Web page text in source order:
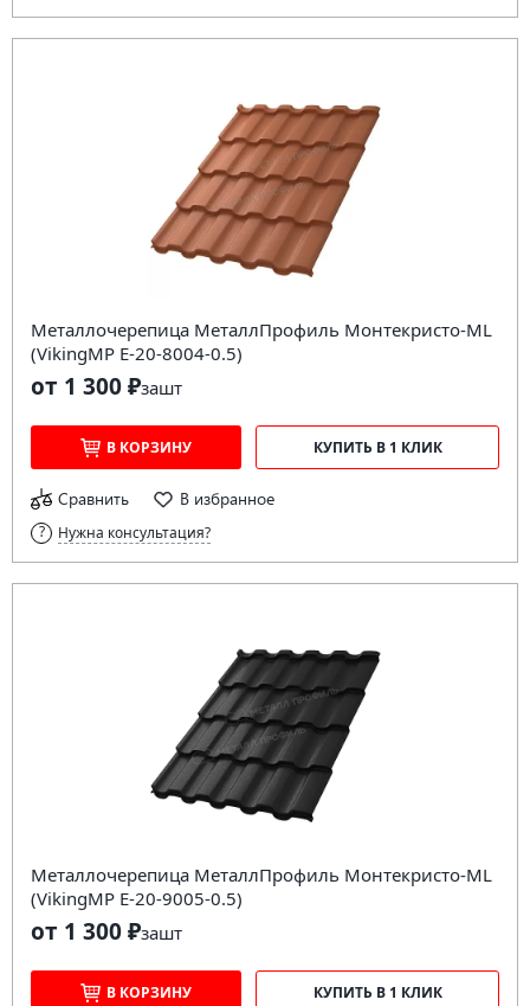
Металлочерепица МеталлПрофиль Монтекристо-ML
(VikingMP E-20-8004-0.5)
от 1 300 ₽зашт
В КОРЗИНУ КУПИТЬ В 1 КЛИК
Сравнить В избранное
Нужна консультация?
Металлочерепица МеталлПрофиль Монтекристо-ML
(VikingMP E-20-9005-0.5)
от 1 300 ₽зашт
В КОРЗИНУ КУПИТЬ В 1 КЛИК